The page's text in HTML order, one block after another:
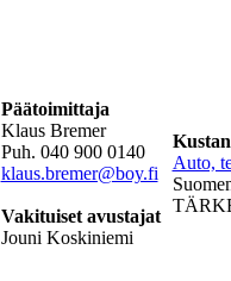
Päätoimittaja
Klaus Bremer
Puh. 040 900 0140
klaus.bremer@boy.fi
Vakituiset avustajat
Jouni Koskiniemi
Auto,